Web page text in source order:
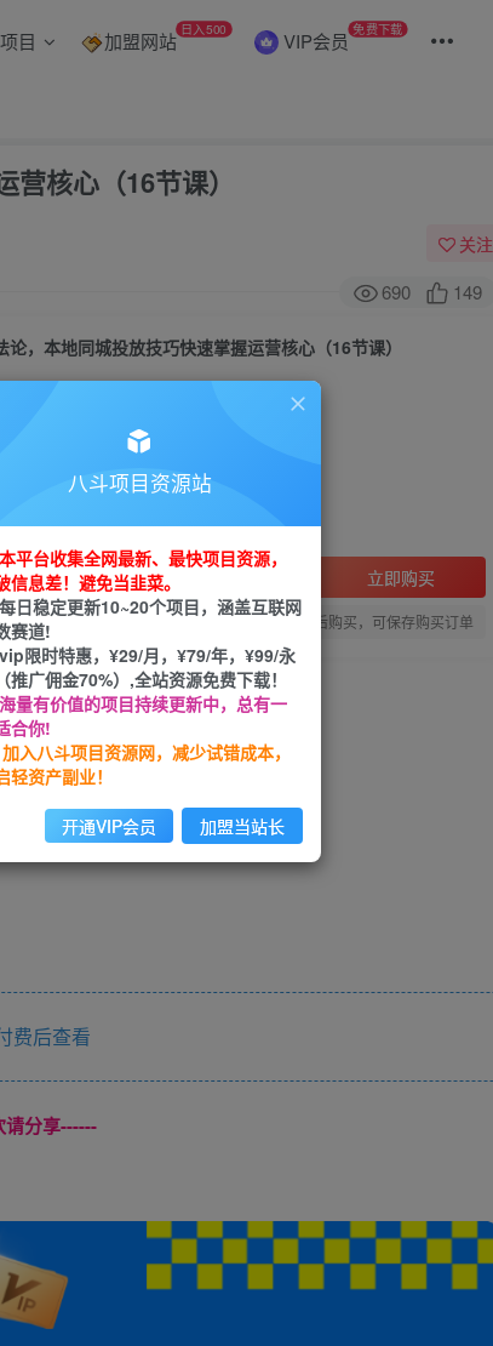
目 加盟网站 日入500 VIP会员 免费下载
核心（16节课）
关注
690 149
，本地同城投放技巧快速掌握运营核心（16节课）
付费后查看
立即购买
您当前未登录！建议登陆后购买，可保存购买订单
费后查看
分享------
八斗项目资源站
本平台收集全网最新、最快项目资源，
信息差！避免当韭菜。
日稳定更新10~20个项目，涵盖互联网
赛道!
限时特惠，¥29/月，¥79/年，¥99/永
推广佣金70%）,全站资源免费下载！
海量有价值的项目持续更新中，总有一
合你!
加入八斗项目资源网，减少试错成本，
轻资产副业！
开通VIP会员 加盟当站长